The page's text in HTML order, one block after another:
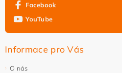
osobních údajů
Facebook
YouTube
Informace pro Vás
O nás